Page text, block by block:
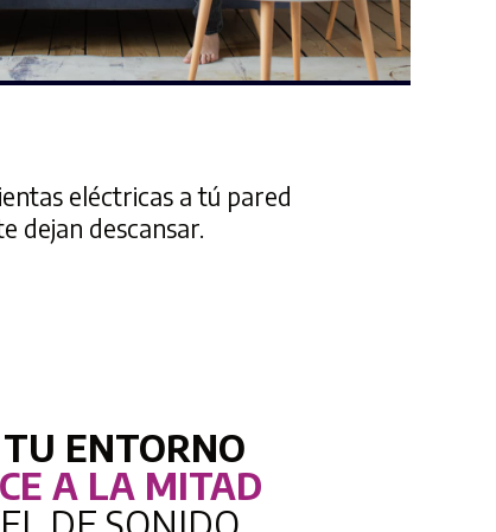
eléctricas a tú pared
dejan descansar.
ENTORNO
A LA MITAD